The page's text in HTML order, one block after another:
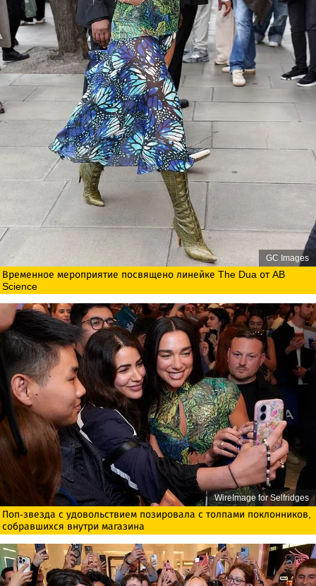
GC Images
Временное мероприятие посвящено линейке The Dua от AB
Science
WireImage for Selfridges
Поп-звезда с удовольствием позировала с толпами поклонников,
собравшихся внутри магазина